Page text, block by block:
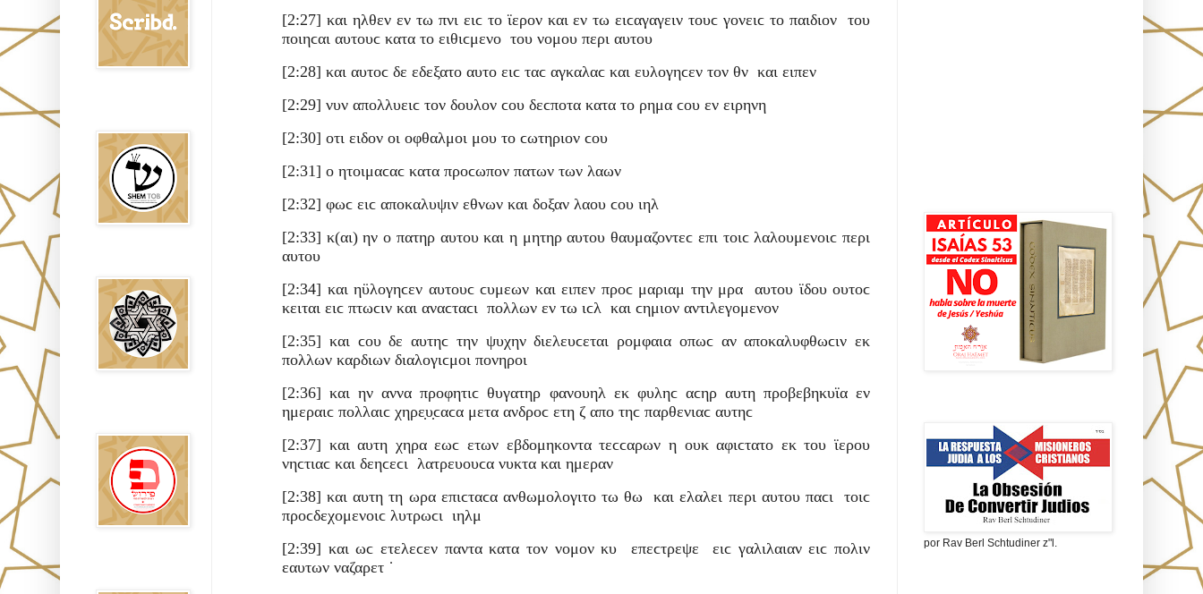
[2:27] και ηλθεν εν τω πνι ειϲ το ϊερον και εν τω ειϲαγαγειν τουϲ γονειϲ το παιδιον του
ποιηϲαι αυτουϲ κατα το ειθιϲμενο του νομου περι αυτου
[2:28] και αυτοϲ δε εδεξατο αυτο ειϲ ταϲ αγκαλαϲ και ευλογηϲεν τον θν και ειπεν
[2:29] νυν απολλυειϲ τον δουλον ϲου δεϲποτα κατα το ρημα ϲου εν ειρηνη
[2:30] οτι ειδον οι οφθαλμοι μου το ϲωτηριον ϲου
[2:31] ο ητοιμαϲαϲ κατα προϲωπον πατων των λαων
[2:32] φωϲ ειϲ αποκαλυψιν εθνων και δοξαν λαου ϲου ιηλ
[2:33] κ(αι) ην ο πατηρ αυτου και η μητηρ αυτου θαυμαζοντεϲ επι τοιϲ λαλουμενοιϲ περι
αυτου
[2:34] και ηϋλογηϲεν αυτουϲ ϲυμεων και ειπεν προϲ μαριαμ την μρα αυτου ϊδου ουτοϲ
κειται ειϲ πτωϲιν και αναϲταϲι πολλων εν τω ιϲλ και ϲημιον αντιλεγομενον
[2:35] και ϲου δε αυτηϲ την ψυχην διελευϲεται ρομφαια οπωϲ αν αποκαλυφθωϲιν εκ
πολλων καρδιων διαλογιϲμοι πονηροι
[2:36] και ην αννα προφητιϲ θυγατηρ φανουηλ εκ φυληϲ αϲηρ αυτη προβεβηκυϊα εν
ημεραιϲ πολλαιϲ χηρε̣υ̣ϲαϲα μετα ανδροϲ ετη ζ απο τηϲ παρθενιαϲ αυτηϲ
[2:37] και αυτη χηρα εωϲ ετων εβδομηκοντα τεϲϲαρων η ουκ αφιϲτατο εκ του ϊερου
νηϲτιαϲ και δεηϲεϲι λατρευουϲα νυκτα και ημεραν
[2:38] και αυτη τη ωρα επιϲταϲα ανθωμολογιτο τω θω και ελαλει περι αυτου παϲι τοιϲ
προϲδεχομενοιϲ λυτρωϲι ιηλμ
[2:39] και ωϲ ετελεϲεν παντα κατα τον νομον κυ επεϲτρεψε ειϲ γαλιλαιαν ειϲ πολιν
εαυτων ναζαρετ ˙
por Rav Berl Schtudiner z"l.